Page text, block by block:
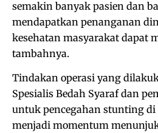
semakin banyak pasien dan
mendapatkan penanganan
kesehatan masyarakat dapat
tambahnya.
Tindakan operasi yang
Spesialis Bedah Syaraf dan
untuk pencegahan stunting di
menjadi momentum